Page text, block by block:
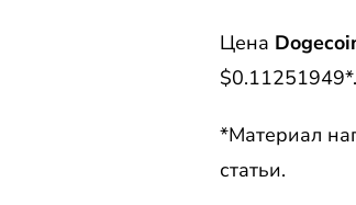
Цена
$0.11251949*.
*Материал
статьи.